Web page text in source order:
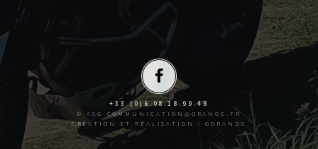
+33 (0)6.08.18.99.48
© ASG-COMMUNICATION@ORANGE.FR
CRÉATION ET RÉALISATION : GORANDO